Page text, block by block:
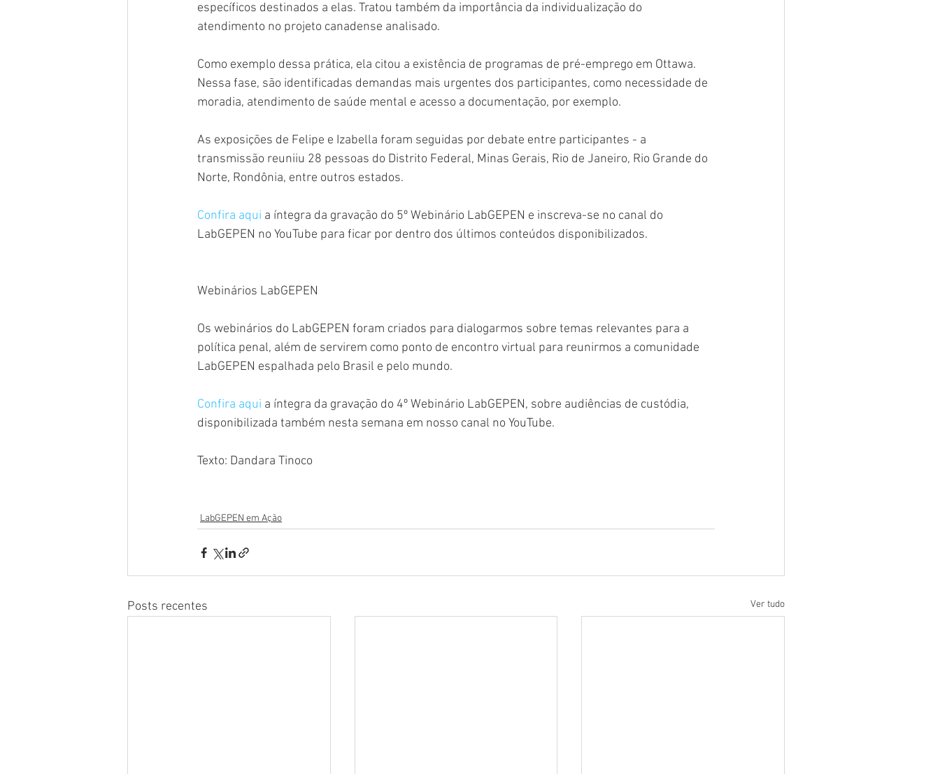
específicos destinados a elas. Tratou também da importância da individualização do
atendimento no projeto canadense analisado.
Como exemplo dessa prática, ela citou a existência de programas de pré-emprego em Ottawa.
Nessa fase, são identificadas demandas mais urgentes dos participantes, como necessidade de
moradia, atendimento de saúde mental e acesso a documentação, por exemplo.
As exposições de Felipe e Izabella foram seguidas por debate entre participantes - a
transmissão reuniiu 28 pessoas do Distrito Federal, Minas Gerais, Rio de Janeiro, Rio Grande do
Norte, Rondônia, entre outros estados.
Confira aqui a íntegra da gravação do 5º Webinário LabGEPEN e inscreva-se no canal do
LabGEPEN no YouTube para ficar por dentro dos últimos conteúdos disponibilizados.
Webinários LabGEPEN
Os webinários do LabGEPEN foram criados para dialogarmos sobre temas relevantes para a
política penal, além de servirem como ponto de encontro virtual para reunirmos a comunidade
LabGEPEN espalhada pelo Brasil e pelo mundo.
Confira aqui a íntegra da gravação do 4º Webinário LabGEPEN, sobre audiências de custódia,
disponibilizada também nesta semana em nosso canal no YouTube.
Texto: Dandara Tinoco
LabGEPEN em Ação
Posts recentes Ver tudo